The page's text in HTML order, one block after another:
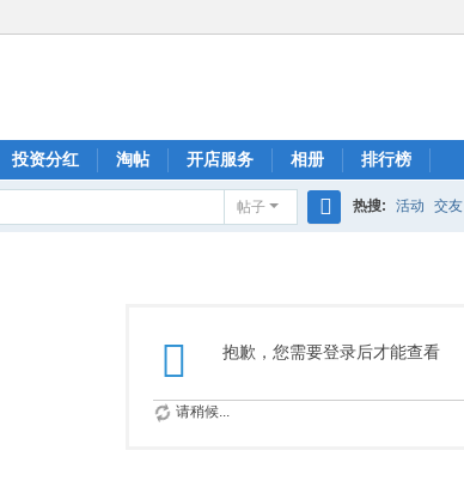
投资分红 淘帖 开店服务 相册 排行榜
帖子 热搜: 活动 交友
抱歉，您需要登录后才能查看
请稍候...